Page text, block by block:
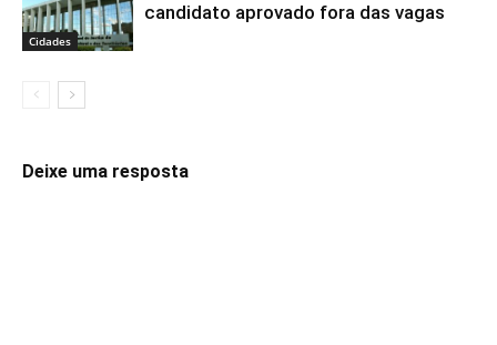
Cidades
candidato aprovado fora das vagas
Deixe uma resposta